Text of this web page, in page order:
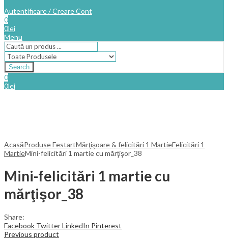
Autentificare / Creare Cont
0
0lei
Menu
Search
0
0lei
AcasăProduse FestartMărţişoare & felicitări 1 MartieFelicitări 1
MartieMini-felicitări 1 martie cu mărţişor_38
Mini-felicitări 1 martie cu
mărţişor_38
Share:
Facebook TwitterLinkedIn Pinterest
Previous product